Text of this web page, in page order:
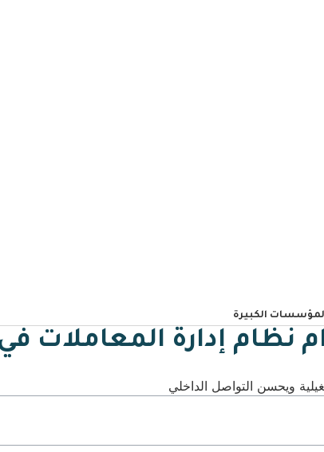
الكبيرة
إدارة المعاملات